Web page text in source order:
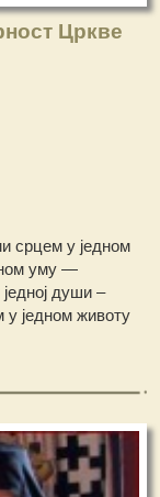
Цркве
срцем у једном
уму —
души –
једном животу